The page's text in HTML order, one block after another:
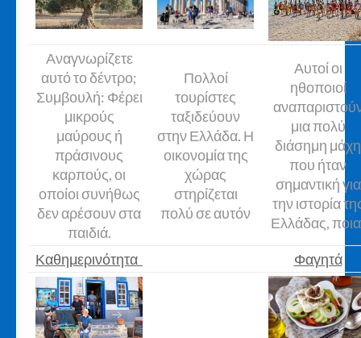
Αναγνωρίζετε
αυτό το δέντρο;
Συμβουλή: Φέρει
μικρούς
μαύρους ή
πράσινους
καρπούς, οι
οποίοι συνήθως
δεν αρέσουν στα
παιδιά.
Πολλοί
τουρίστες
ταξιδεύουν
στην Ελλάδα. Η
οικονομία της
χώρας
στηρίζεται
πολύ σε αυτόν
Αυτοί οι
ηθοποιοί
μια πολύ
διάσημη μάχη
που ήταν
σημαντική για
την ιστορία
Ελλάδας,
Καθημερινότητα Φαγητά